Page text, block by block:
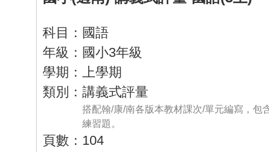
科目：國語
年級：國小3年級
學期：上學期
類別：講義式評量
搭配翰/康/南各版本教材課次/單元編寫，包
練習題。
頁數：104